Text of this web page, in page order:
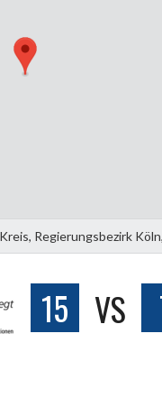
Regierungsbezirk
15 VS